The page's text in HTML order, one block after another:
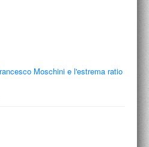
Moschini e l'estrema ratio